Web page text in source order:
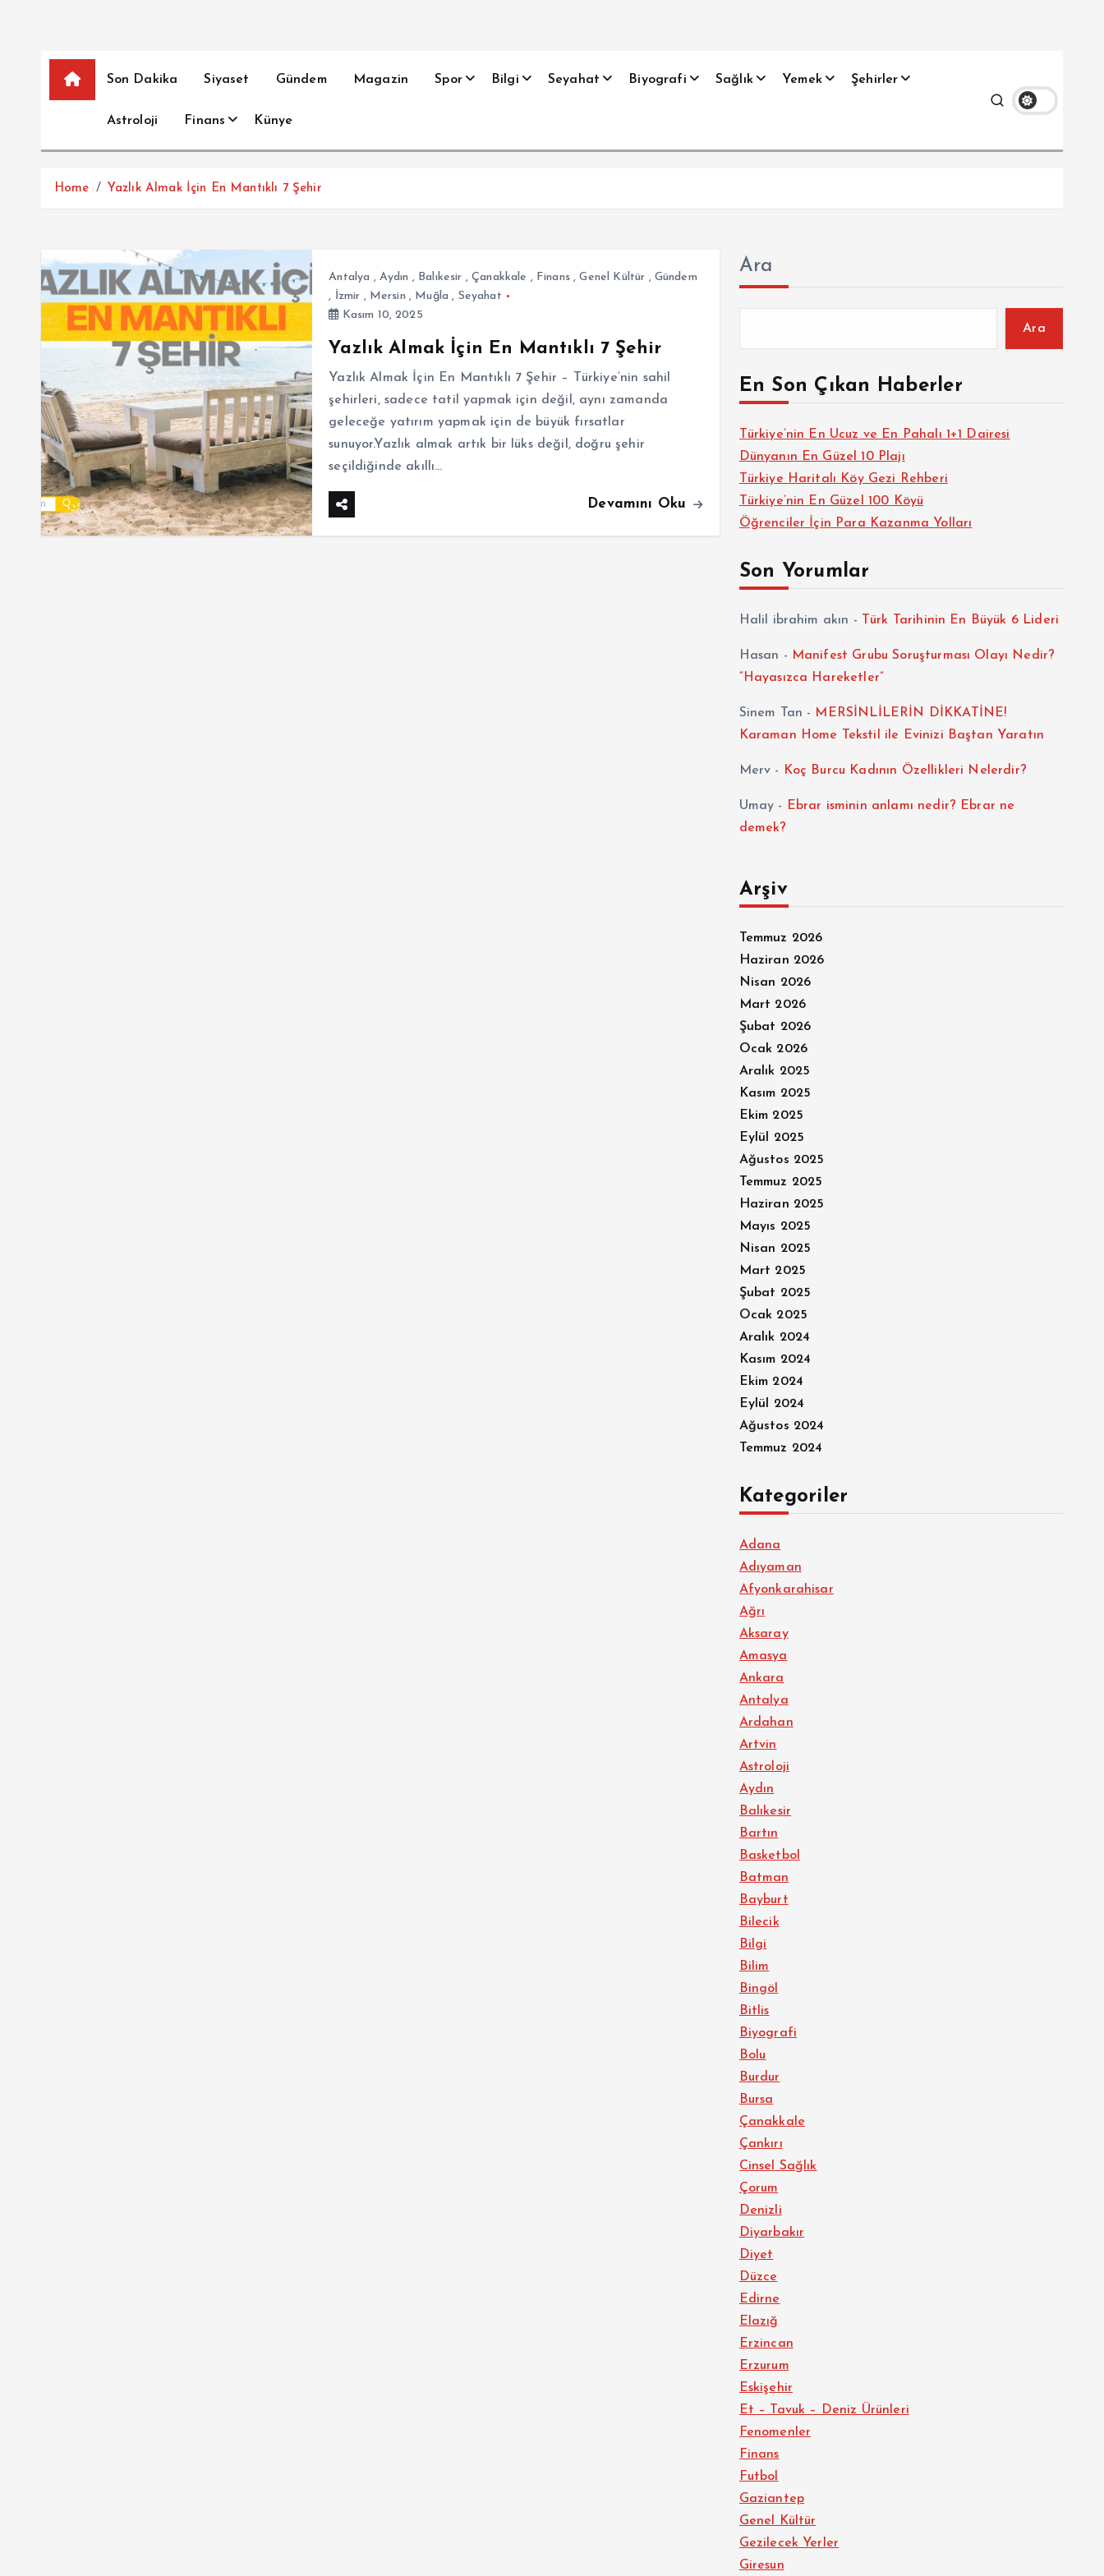
Son Dakika Siyaset Gündem Magazin Spor Bilgi Seyahat Biyografi Sağlık Yemek Şehirler
Astroloji Finans Künye
Home Yazlık Almak İçin En Mantıklı 7 Şehir
Antalya , Aydın , Balıkesir ,Çanakkale , Finans,Genel Kültür , Gündem
, İzmir , Mersin , Muğla , Seyahat
Kasım 10, 2025
Yazlık Almak İçin En Mantıklı 7 Şehir
Yazlık Almak İçin En Mantıklı 7 Şehir – Türkiye’nin sahil
şehirleri, sadece tatil yapmak için değil, aynı zamanda
geleceğe yatırım yapmak için de büyük fırsatlar
sunuyor.Yazlık almak artık bir lüks değil, doğru şehir
seçildiğinde akıllı…
Devamını Oku
Ara
Ara
En Son Çıkan Haberler
Türkiye’nin En Ucuz ve En Pahalı 1+1 Dairesi
Dünyanın En Güzel 10 Plajı
Türkiye Haritalı Köy Gezi Rehberi
Türkiye’nin En Güzel 100 Köyü
Öğrenciler İçin Para Kazanma Yolları
Son Yorumlar
Halil ibrahim akın - Türk Tarihinin En Büyük 6 Lideri
Hasan - Manifest Grubu Soruşturması Olayı Nedir?
“Hayasızca Hareketler”
Sinem Tan - MERSİNLİLERİN DİKKATİNE!
Karaman Home Tekstil ile Evinizi Baştan Yaratın
Merv - Koç Burcu Kadının Özellikleri Nelerdir?
Umay -
Ebrar isminin anlamı nedir? Ebrar ne
demek?
Arşiv
Temmuz 2026
Haziran 2026
Nisan 2026
Mart 2026
Şubat 2026
Ocak 2026
Aralık 2025
Kasım 2025
Ekim 2025
Eylül 2025
Ağustos 2025
Temmuz 2025
Haziran 2025
Mayıs 2025
Nisan 2025
Mart 2025
Şubat 2025
Ocak 2025
Aralık 2024
Kasım 2024
Ekim 2024
Eylül 2024
Ağustos 2024
Temmuz 2024
Kategoriler
Adana
Adıyaman
Afyonkarahisar
Ağrı
Aksaray
Amasya
Ankara
Antalya
Ardahan
Artvin
Astroloji
Aydın
Balıkesir
Bartın
Basketbol
Batman
Bayburt
Bilecik
Bilgi
Bilim
Bingöl
Bitlis
Biyografi
Bolu
Burdur
Bursa
Çanakkale
Çankırı
Cinsel Sağlık
Çorum
Denizli
Diyarbakır
Diyet
Düzce
Edirne
Elazığ
Erzincan
Erzurum
Eskişehir
Et – Tavuk – Deniz Ürünleri
Fenomenler
Finans
Futbol
Gaziantep
Genel Kültür
Gezilecek Yerler
Giresun